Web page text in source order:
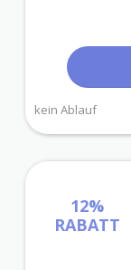
kein Ablauf
12%
RABATT